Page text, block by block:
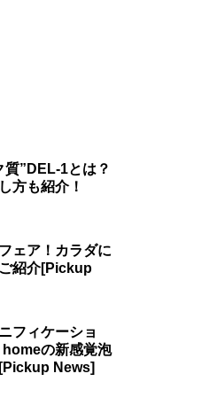
”DEL-1とは？
方も紹介！
ェア！カラダに
紹介
フィケーショ
の新感覚泡